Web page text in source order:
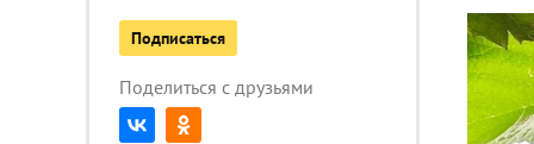
Подписаться
Поделиться с друзьями